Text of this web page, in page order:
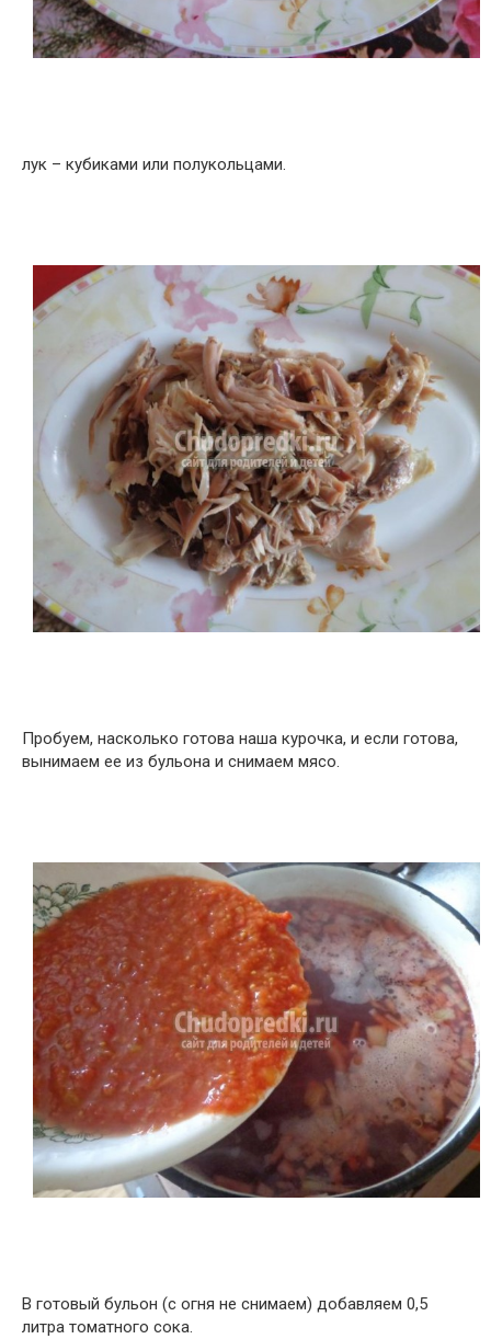
лук – кубиками или полукольцами.
Пробуем, насколько готова наша курочка, и если готова,
вынимаем ее из бульона и снимаем мясо.
В готовый бульон (с огня не снимаем) добавляем 0,5
литра томатного сока.